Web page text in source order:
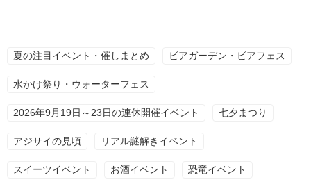
夏の注目イベント・催しまとめ ビアガーデン・ビアフェス
水かけ祭り・ウォーターフェス
2026年9月19日～23日の連休開催イベント 七夕まつり
アジサイの見頃 リアル謎解きイベント
スイーツイベント お酒イベント 恐竜イベント